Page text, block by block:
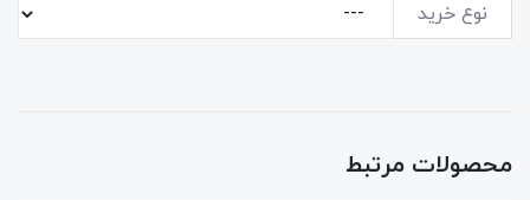
نوع خرید
محصولات مرتبط